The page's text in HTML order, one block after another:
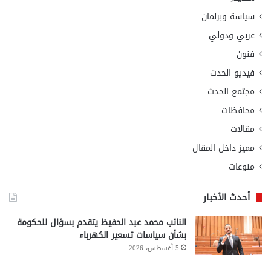
سياسة وبرلمان
عربي ودولي
فنون
فيديو الحدث
مجتمع الحدث
محافظات
مقالات
مميز داخل المقال
منوعات
أحدث الأخبار
النائب محمد عبد الحفيظ يتقدم بسؤال للحكومة
بشأن سياسات تسعير الكهرباء
5 أغسطس، 2026